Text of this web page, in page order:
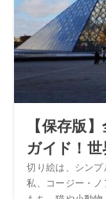
【保存版
ガイド！
切り絵は、シンプ
私、コージー・